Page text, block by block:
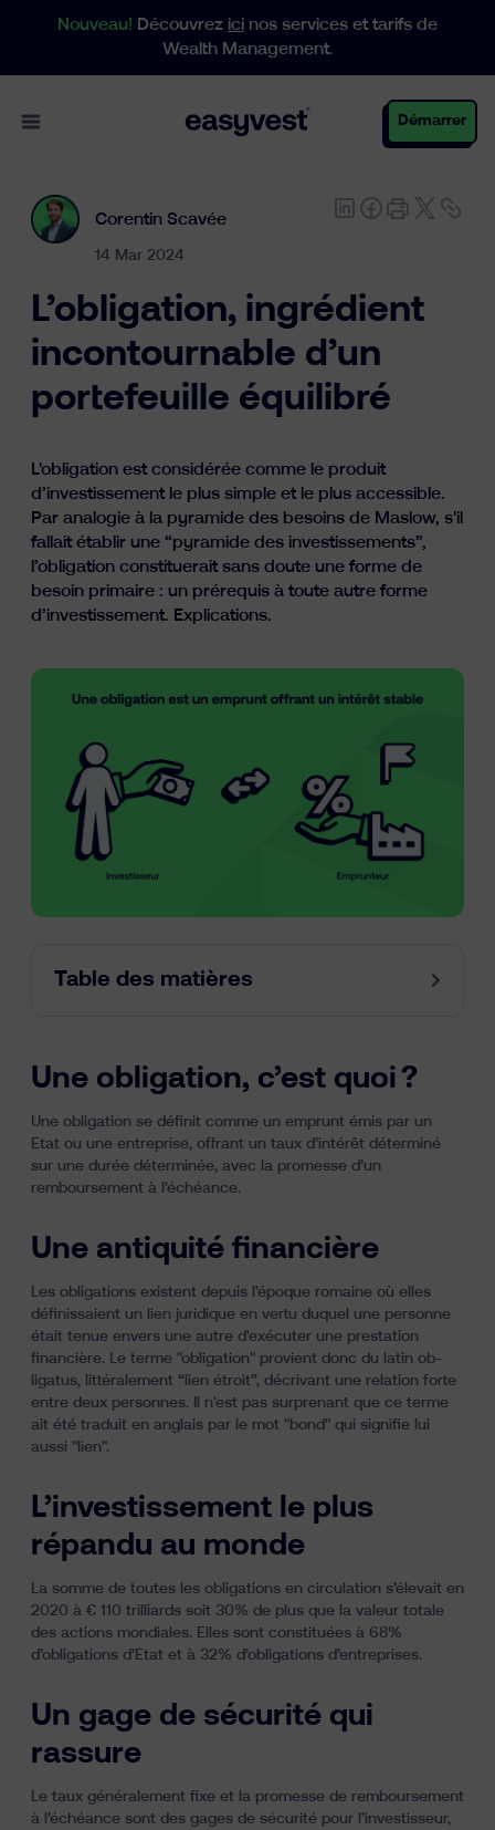
Nouveau! Découvrez ici nos services et tarifs de
Wealth Management.
Open main menu Démarrer
Particuliers
Entreprises
Gestion de patrimoine
Ressources
en
Corentin Scavée
14 Mar 2024
L’obligation, ingrédient
incontournable d’un
portefeuille équilibré
L'obligation est considérée comme le produit
d’investissement le plus simple et le plus accessible.
Par analogie à la pyramide des besoins de Maslow, s'il
fallait établir une “pyramide des investissements”,
l’obligation constituerait sans doute une forme de
besoin primaire : un prérequis à toute autre forme
d’investissement. Explications.
Table des matières
Une obligation, c’est quoi ?
Une obligation se définit comme un emprunt émis par un
Etat ou une entreprise, offrant un taux d’intérêt déterminé
sur une durée déterminée, avec la promesse d’un
remboursement à l’échéance.
Une antiquité financière
Les obligations existent depuis l'époque romaine où elles
définissaient un lien juridique en vertu duquel une personne
était tenue envers une autre d'exécuter une prestation
financière. Le terme "obligation" provient donc du latin ob-
ligatus, littéralement “lien étroit”, décrivant une relation forte
entre deux personnes. Il n'est pas surprenant que ce terme
ait été traduit en anglais par le mot "bond" qui signifie lui
aussi "lien".
L’investissement le plus
répandu au monde
La somme de toutes les obligations en circulation s’élevait en
2020 à € 110 trilliards soit 30% de plus que la valeur totale
des actions mondiales. Elles sont constituées à 68%
d’obligations d’Etat et à 32% d’obligations d’entreprises.
Un gage de sécurité qui
rassure
Le taux généralement fixe et la promesse de remboursement
à l’échéance sont des gages de sécurité pour l’investisseur,